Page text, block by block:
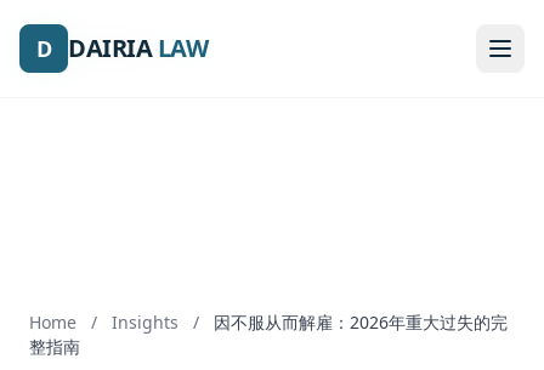
D DAIRIALAW
D DAIRIALAW
Home / Insights /
因不服从而解雇：2026年重大过失的完
整指南